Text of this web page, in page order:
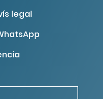
legal